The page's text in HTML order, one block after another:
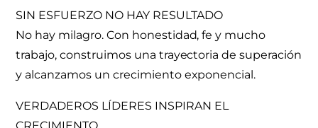
SIN ESFUERZO NO HAY RESULTADO
No hay milagro. Con honestidad, fe y mucho
trabajo, construimos una trayectoria de superación
y alcanzamos un crecimiento exponencial.
VERDADEROS LÍDERES INSPIRAN EL
CRECIMIENTO